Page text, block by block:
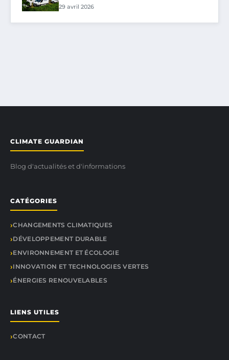
29 avril 2026
CLIMATE GUARDIAN
Blog d'actualités et d'informations
CATÉGORIES
CHANGEMENTS CLIMATIQUES
DÉVELOPPEMENT DURABLE
ENVIRONNEMENT ET ÉCOLOGIE
INNOVATION ET TECHNOLOGIES VERTES
ÉNERGIES RENOUVELABLES
LIENS UTILES
CONTACT